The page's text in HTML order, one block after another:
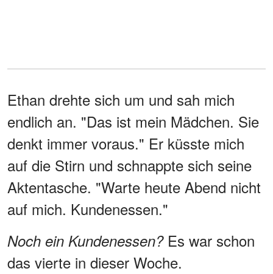
Ethan drehte sich um und sah mich
endlich an. "Das ist mein Mädchen. Sie
denkt immer voraus." Er küsste mich
auf die Stirn und schnappte sich seine
Aktentasche. "Warte heute Abend nicht
auf mich. Kundenessen."
Noch ein Kundenessen? Es war schon
das vierte in dieser Woche.